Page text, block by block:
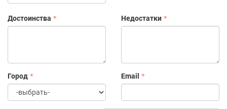
Достоинства Недостатки
Город Email